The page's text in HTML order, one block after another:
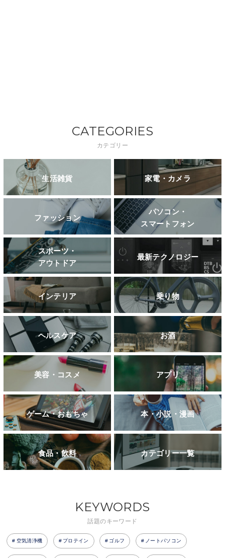
CATEGORIES
カテゴリー
生活雑貨 家電・カメラ
ファッション
パソコン・
スマートフォン
スポーツ・
アウトドア
最新テクノロジー
インテリア 乗り物
ヘルスケア お酒
美容・コスメ アプリ
ゲーム・おもちゃ 本・小説・漫画
食品・飲料 カテゴリー一覧
KEYWORDS
話題のキーワード
空気清浄機 プロテイン ゴルフ ノートパソコン